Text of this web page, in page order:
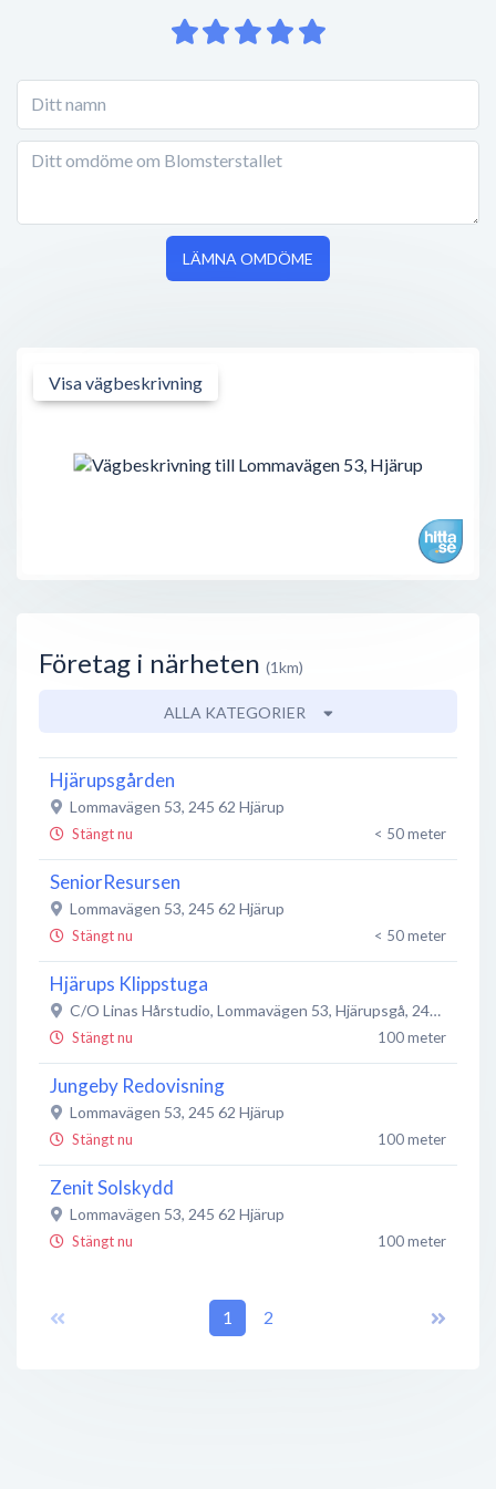
LÄMNA OMDÖME
Visa vägbeskrivning
Företag i närheten (1km)
ALLA KATEGORIER
Hjärupsgården
Lommavägen 53, 245 62 Hjärup
Stängt nu < 50 meter
SeniorResursen
Lommavägen 53, 245 62 Hjärup
Stängt nu < 50 meter
Hjärups Klippstuga
C/O Linas Hårstudio, Lommavägen 53, Hjärupsgå, 245 62
Stängt nu 100 meter
Jungeby Redovisning
Lommavägen 53, 245 62 Hjärup
Stängt nu 100 meter
Zenit Solskydd
Lommavägen 53, 245 62 Hjärup
Stängt nu 100 meter
245 62 Hjärup
1 2